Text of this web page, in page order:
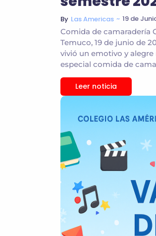
By Las Americas ~ 19 de
Comida de camaradería
Temuco, 19 de junio de
vivió un emotivo y
especial comida de
Leer noticia